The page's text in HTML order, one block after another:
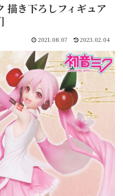
描き下ろしフィギュア
2021.08.07 2023.02.04